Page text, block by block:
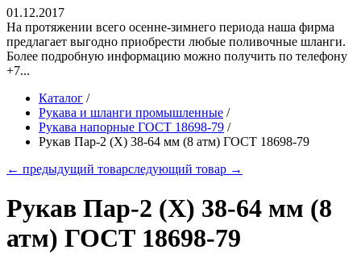
01.12.2017
На протяжении всего осенне-зимнего периода наша фирма
предлагает выгодно приобрести любые поливочные шланги.
Более подробную информацию можно получить по телефону
+7...
Каталог /
Рукава и шланги промышленные /
Рукава напорные ГОСТ 18698-79 /
Рукав Пар-2 (X) 38-64 мм (8 атм) ГОСТ 18698-79
← предыдущий товарследующий товар →
Рукав Пар-2 (X) 38-64 мм (8
атм) ГОСТ 18698-79